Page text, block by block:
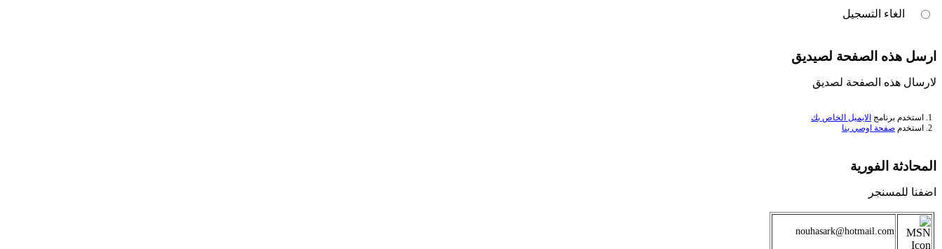
الغاء التسجيل
ارسل هذه الصفحة لصيديق
لارسال هذه الصفحة لصديق
1. استخدم برنامج
الايميل الخاص بك
2. استخدم
صفحة اوصي بنا
المحادثة الفورية
اضفنا للمسنجر
nouhasark@hotmail.com